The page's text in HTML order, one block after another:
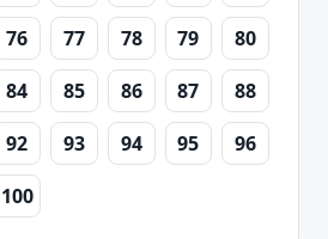
76 77 78 79
80
84 85 86 87
88
92 93 94 95
96
100